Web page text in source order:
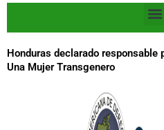
Honduras declarado responsable
Una Mujer Transgenero